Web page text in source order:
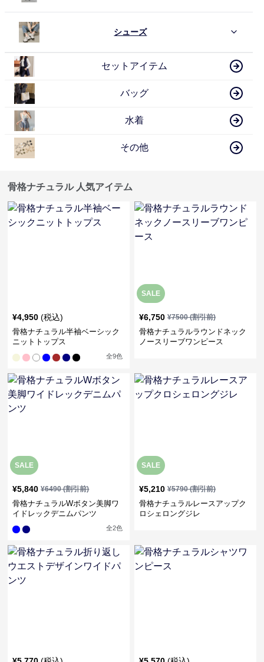
シューズ
セットアイテム
バッグ
水着
その他
骨格ナチュラル 人気アイテム
¥4,950 (税込)
骨格ナチュラル半袖ベーシック
ニットトップス
全9色
SALE
¥6,750 ¥7500(割引前)
骨格ナチュラルラウンドネック
ノースリーブワンピース
SALE
¥5,840 ¥6490(割引前)
骨格ナチュラルWボタン美脚ワ
イドレックデニムパンツ
全2色
SALE
¥5,210 ¥5790(割引前)
骨格ナチュラルレースアップク
ロシェロングジレ